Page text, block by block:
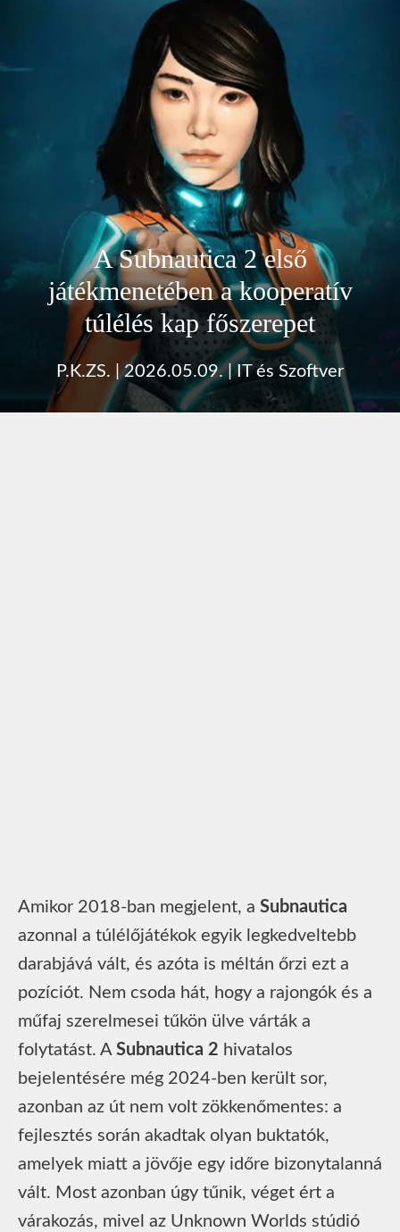
A Subnautica 2 első
játékmenetében a kooperatív
túlélés kap főszerepet
P.K.ZS. |2026.05.09.|IT és Szoftver
Amikor 2018-ban megjelent, a Subnautica
azonnal a túlélőjátékok egyik legkedveltebb
darabjává vált, és azóta is méltán őrzi ezt a
pozíciót. Nem csoda hát, hogy a rajongók és a
műfaj szerelmesei tűkön ülve várták a
folytatást. A Subnautica 2 hivatalos
bejelentésére még 2024-ben került sor,
azonban az út nem volt zökkenőmentes: a
fejlesztés során akadtak olyan buktatók,
amelyek miatt a jövője egy időre bizonytalanná
vált. Most azonban úgy tűnik, véget ért a
várakozás, mivel az Unknown Worlds stúdió